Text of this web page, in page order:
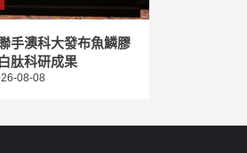
手澳科大發布魚鱗膠
肽科研成果
08-08